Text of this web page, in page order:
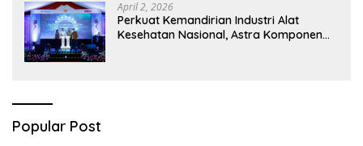
April 2, 2026
Perkuat Kemandirian Industri Alat
Kesehatan Nasional, Astra Komponen
Popular Post